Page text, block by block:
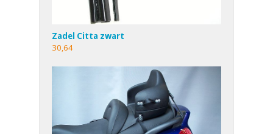
Zadel Citta zwart
30,64